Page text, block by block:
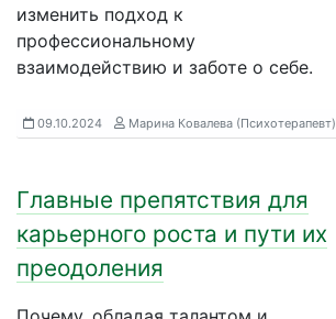
изменить подход к
профессиональному
взаимодействию и заботе о себе.
09.10.2024 Марина Ковалева (Психотерапевт)
Главные препятствия для
карьерного роста и пути их
преодоления